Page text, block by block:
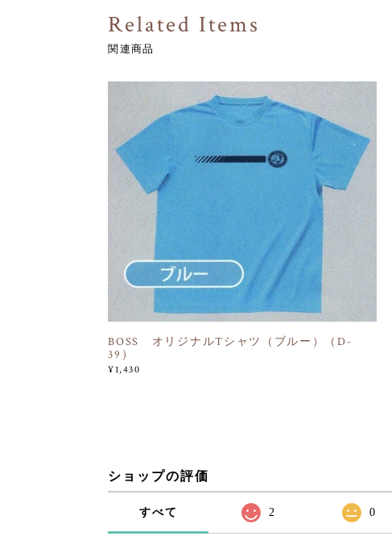
Related Items
関連商品
BOSS オリジナルTシャツ（ブルー）（D-
39）
¥1,430
ショップの評価
すべて 2 0